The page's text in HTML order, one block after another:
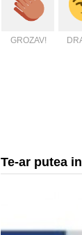
GROZAV!
Te-ar putea